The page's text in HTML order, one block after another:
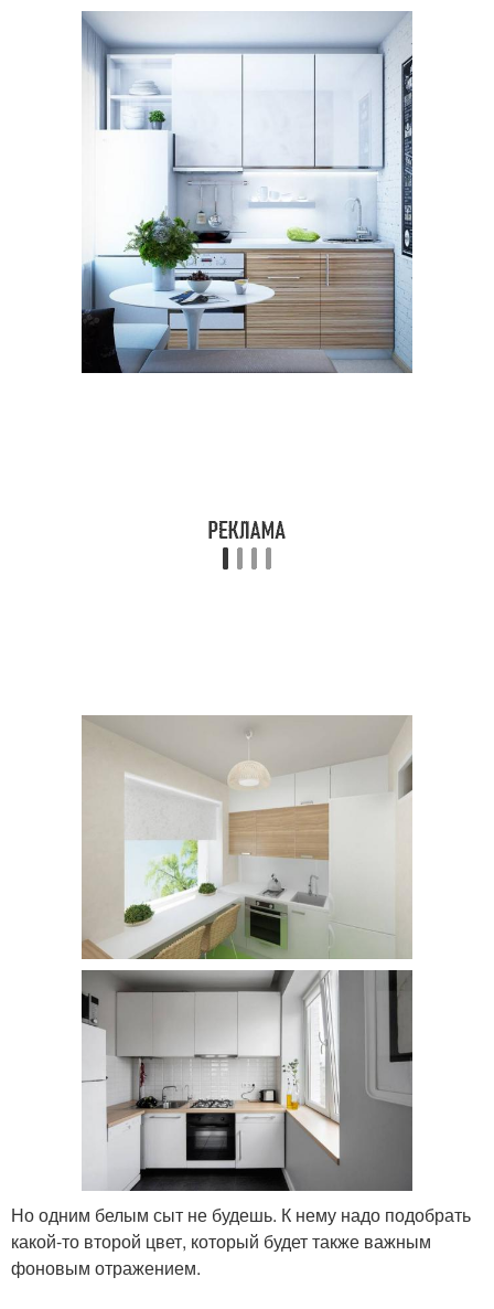
Но одним белым сыт не будешь. К нему надо подобрать
какой-то второй цвет, который будет также важным
фоновым отражением.